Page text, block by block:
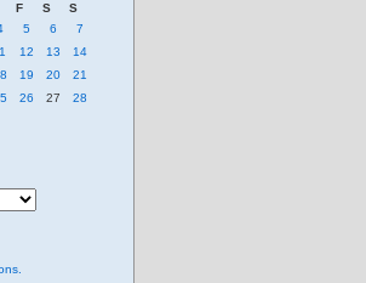
F S
S
5 6
7
12 13
14
19 20
21
26 27
28